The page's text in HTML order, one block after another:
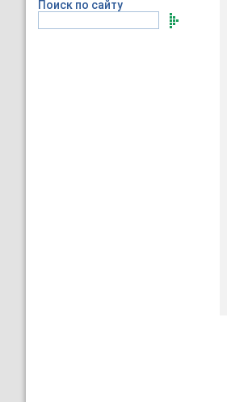
Поиск по сайту